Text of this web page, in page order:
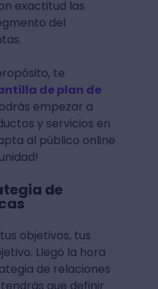
exactitud las
del
te
de plan de
empezar a
y servicios en
al público online
de
objetivos, tus
Llegó la hora
de relaciones
que definir